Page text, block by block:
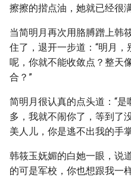
擦擦的揩点油，她就已经很
当简明月再次用胳膊蹭上韩
住了，退开一步道：“明月
呢，你就不能收敛点？整天
合？”
简明月很认真的点头道：“
多，我就不闹你了，等到了
美人儿，你是逃不出我的手
韩筱玉妩媚的白她一眼，说
的可是军校，你也想跟我一